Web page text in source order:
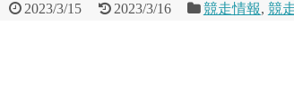
2023/3/15 2023/3/16 競走情報, 競